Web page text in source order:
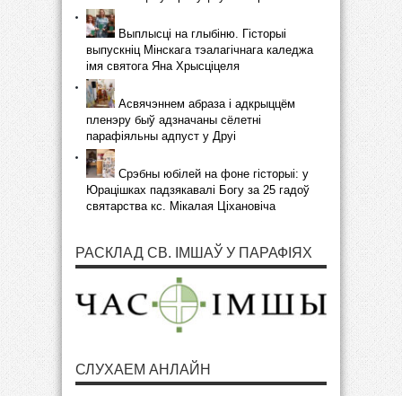
Выплысці на глыбіню. Гісторыі
выпускніц Мінскага тэалагічнага каледжа
імя святога Яна Хрысціцеля
Асвячэннем абраза і адкрыццём
пленэру быў адзначаны сёлетні
парафіяльны адпуст у Друі
Срэбны юбілей на фоне гісторыі: у
Юрацішках падзякавалі Богу за 25 гадоў
святарства кс. Мікалая Ціхановіча
РАСКЛАД СВ. ІМШАЎ У ПАРАФІЯХ
СЛУХАЕМ АНЛАЙН